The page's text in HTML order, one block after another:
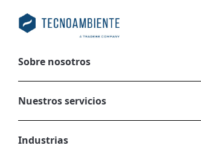
Sobre nosotros
Nuestros servicios
Industrias
El